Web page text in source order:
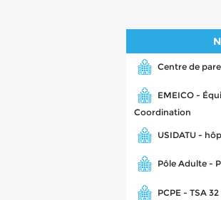
Centre de
EMEICO -
Coordination
USIDATU -
Pôle Adulte -
PCPE - TSA 32